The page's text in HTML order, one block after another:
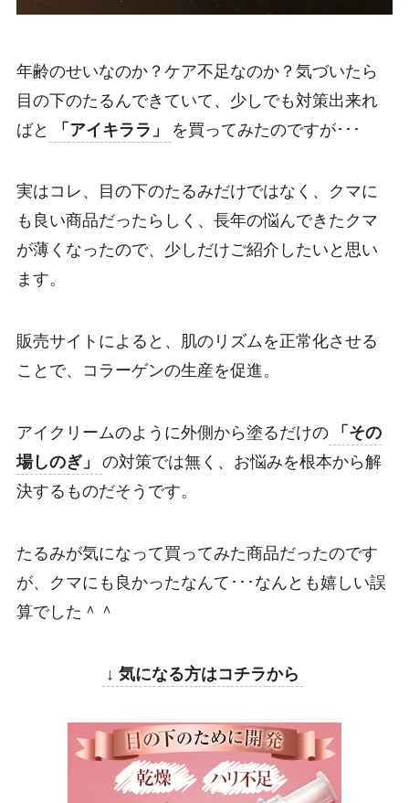
年齢のせいなのか？ケア不足なのか？気づいたら
目の下のたるんできていて、少しでも対策出来れ
ばと
「アイキララ」 を買ってみたのですが･･･
実はコレ、目の下のたるみだけではなく、クマに
も良い商品だったらしく、長年の悩んできたクマ
が薄くなったので、少しだけご紹介したいと思い
ます。
販売サイトによると、肌のリズムを正常化させる
ことで、コラーゲンの生産を促進。
アイクリームのように外側から塗るだけの
「その
場しのぎ」
の対策では無く、お悩みを根本から解
決するものだそうです。
たるみが気になって買ってみた商品だったのです
が、クマにも良かったなんて･･･なんとも嬉しい誤
算でした＾＾
↓ 気になる方はコチラから